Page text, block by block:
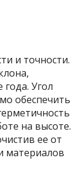
и точности.
Угол
обеспечить
на высоте.
ее от
материалов